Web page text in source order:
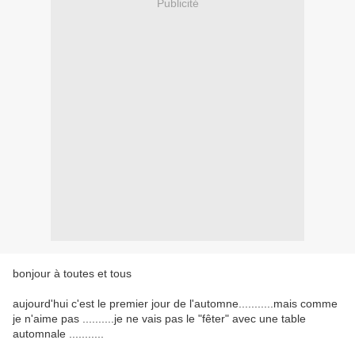
Publicité
bonjour à toutes et tous
aujourd'hui c'est le premier jour de l'automne...........mais comme
je n'aime pas ..........je ne vais pas le "fêter" avec une table
automnale ...........